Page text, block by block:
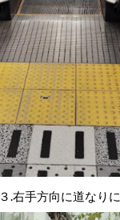
３.右手方向に道なりに